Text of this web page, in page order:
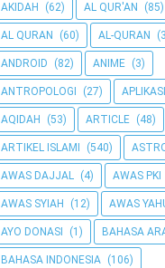
AKIDAH (62) AL QUR'AN (85)
AL QURAN (60) AL-QURAN
ANDROID (82) ANIME (3)
ANTROPOLOGI (27)
AQIDAH (53) ARTICLE (48)
ARTIKEL ISLAMI (540)
AWAS DAJJAL (4) AWAS PKI
AWAS SYIAH (12) AWAS
AYO DONASI (1) BAHASA
BAHASA INDONESIA (106)